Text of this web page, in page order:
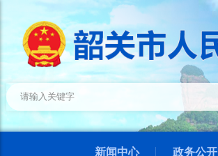
新闻中心 政务公开